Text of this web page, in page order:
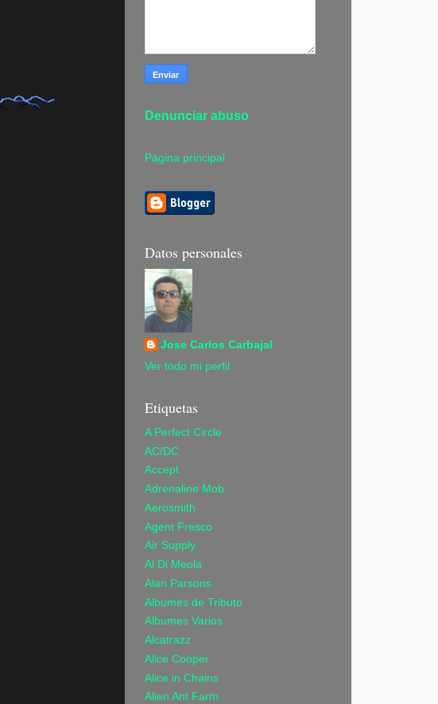
Denunciar abuso
Página principal
Datos personales
Jose Carlos Carbajal
Ver todo mi perfil
Etiquetas
A Perfect Circle
AC/DC
Accept
Adrenaline Mob
Aerosmith
Agent Fresco
Air Supply
Al Di Meola
Alan Parsons
Albumes de Tributo
Albumes Varios
Alcatrazz
Alice Cooper
Alice in Chains
Alien Ant Farm